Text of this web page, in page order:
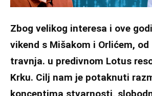
Zbog velikog interesa i ove
vikend s Mišakom i Orlićem, od
travnja. u predivnom Lotus
Krku. Cilj nam je potaknuti
konceptima stvarnosti,